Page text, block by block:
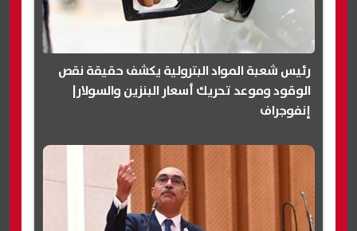
رئيس شعبة المواد البترولية يكشف حقيقة نقص
الوقود وموعد تحريك أسعار البنزين والسولار|
إنفوجراف